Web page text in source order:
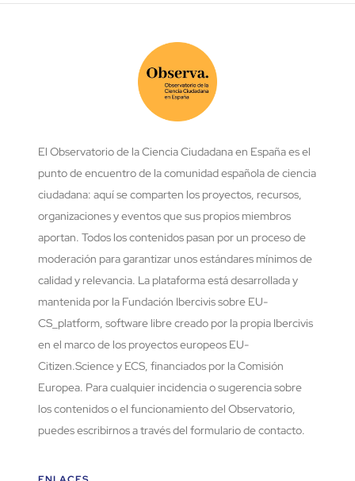
El Observatorio de la Ciencia Ciudadana en España es el
punto de encuentro de la comunidad española de ciencia
ciudadana: aquí se comparten los proyectos, recursos,
organizaciones y eventos que sus propios miembros
aportan. Todos los contenidos pasan por un proceso de
moderación para garantizar unos estándares mínimos de
calidad y relevancia. La plataforma está desarrollada y
mantenida por la Fundación Ibercivis sobre EU-
CS_platform, software libre creado por la propia Ibercivis
en el marco de los proyectos europeos EU-
Citizen.Science y ECS, financiados por la Comisión
Europea. Para cualquier incidencia o sugerencia sobre
los contenidos o el funcionamiento del Observatorio,
puedes escribirnos a través del formulario de contacto.